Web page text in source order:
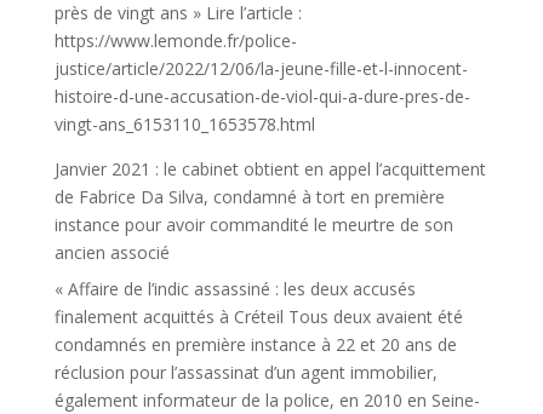
près de vingt ans » Lire l’article :
https://www.lemonde.fr/police-
justice/article/2022/12/06/la-jeune-fille-et-l-innocent-
histoire-d-une-accusation-de-viol-qui-a-dure-pres-de-
vingt-ans_6153110_1653578.html
Janvier 2021 : le cabinet obtient en appel l’acquittement
de Fabrice Da Silva, condamné à tort en première
instance pour avoir commandité le meurtre de son
ancien associé
« Affaire de l’indic assassiné : les deux accusés
finalement acquittés à Créteil Tous deux avaient été
condamnés en première instance à 22 et 20 ans de
réclusion pour l’assassinat d’un agent immobilier,
également informateur de la police, en 2010 en Seine-